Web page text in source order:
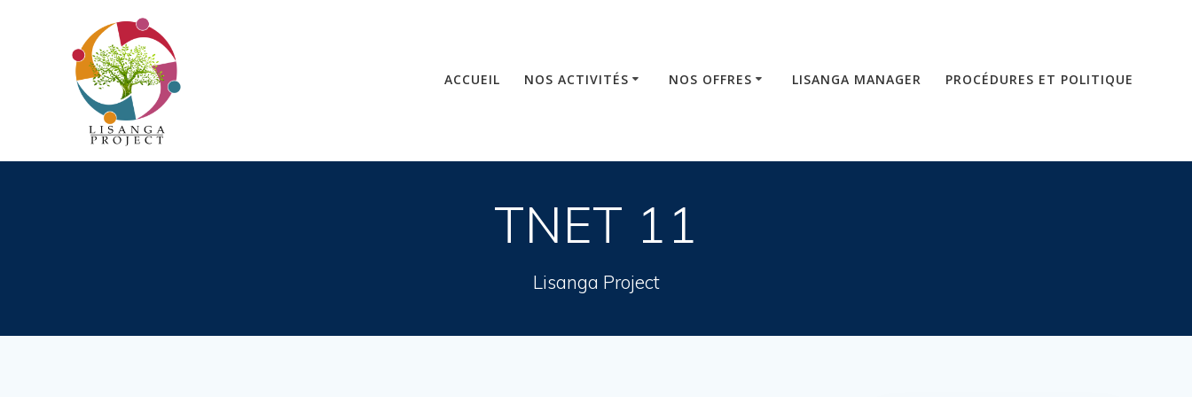
ACCUEIL NOS ACTIVITÉS NOS OFFRES LISANGA MANAGER PROCÉDURES ET POLITIQUE
TNET 11
Lisanga Project